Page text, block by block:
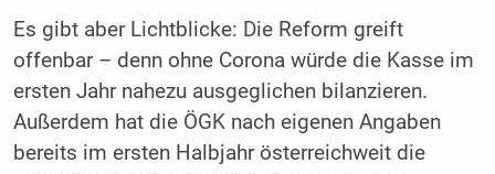
Es gibt aber Lichtblicke: Die Reform greift
offenbar – denn ohne Corona würde die Kasse im
ersten Jahr nahezu ausgeglichen bilanzieren.
Außerdem hat die ÖGK nach eigenen Angaben
bereits im ersten Halbjahr österreichweit die